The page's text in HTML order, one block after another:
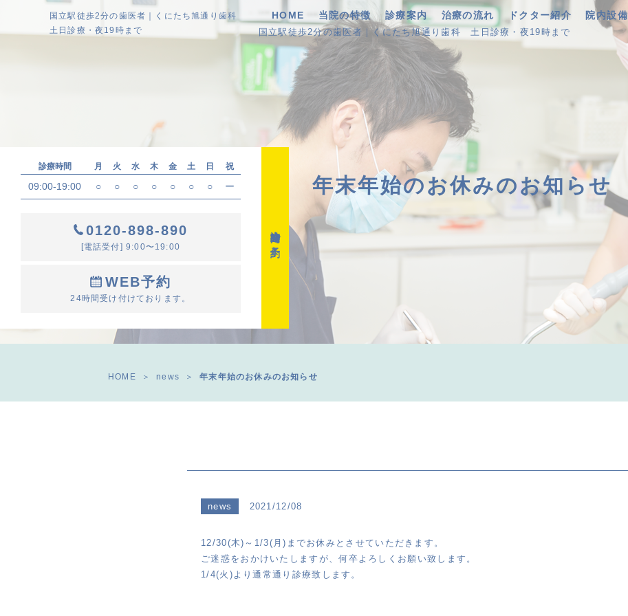
国立駅徒歩2分の歯医者｜くにたち旭通り歯科
土日診療・夜19時まで
HOME 当院の特徴 診療案内 治療の流れ ドクター紹介 院内設備
国立駅徒歩2分の歯医者｜くにたち旭通り歯科土日診療・夜19時まで
診療時間 月 火 水 木 金 土 日 祝
09:00-19:00 ○ ○ ○ ○ ○ ○ ○ ー
0120-898-890
[電話受付] 9:00〜19:00
WEB予約
24時間受け付けております。
診療時間・ご予約
年末年始のお休みのお知らせ
HOME news 年末年始のお休みのお知らせ
news 2021/12/08
12/30(木)～1/3(月)までお休みとさせていただきます。
ご迷惑をおかけいたしますが、何卒よろしくお願い致します。
1/4(火)より通常通り診療致します。